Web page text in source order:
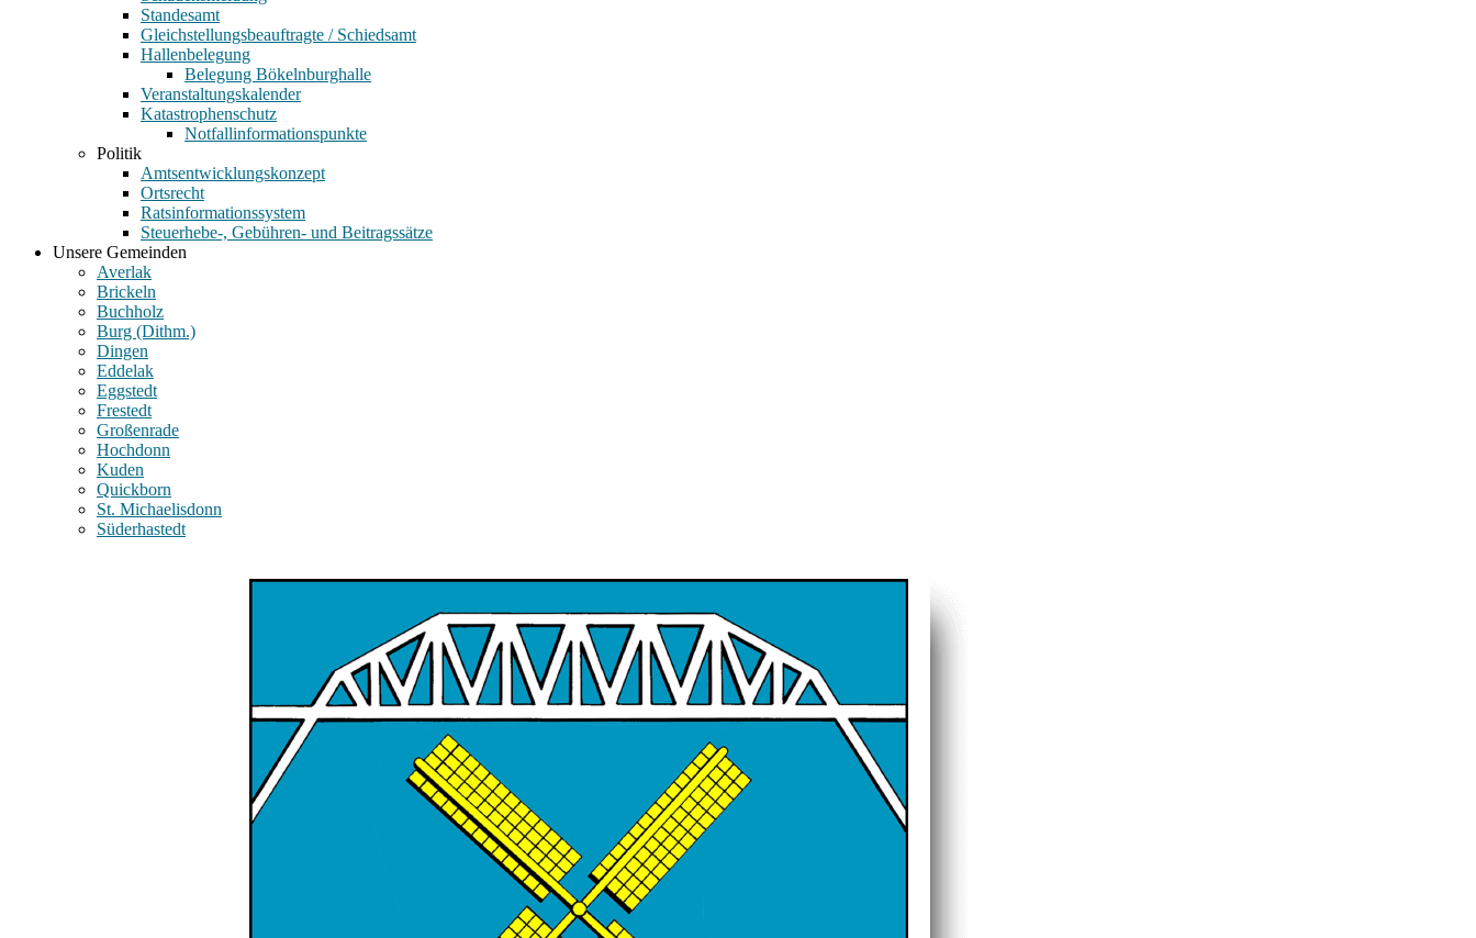
Standesamt
Gleichstellungsbeauftragte / Schiedsamt
Hallenbelegung
Belegung Bökelnburghalle
Veranstaltungskalender
Katastrophenschutz
Notfallinformationspunkte
Politik
Amtsentwicklungskonzept
Ortsrecht
Ratsinformationssystem
Steuerhebe-, Gebühren- und Beitragssätze
Unsere Gemeinden
Averlak
Brickeln
Buchholz
Burg (Dithm.)
Dingen
Eddelak
Eggstedt
Frestedt
Großenrade
Hochdonn
Kuden
Quickborn
St. Michaelisdonn
Süderhastedt